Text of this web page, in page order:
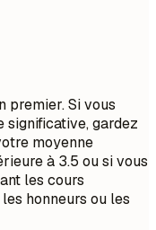
premier. Si vous
significative, gardez
moyenne
à 3.5 ou si vous
les cours
honneurs ou les